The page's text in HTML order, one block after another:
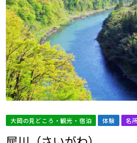
大岡の見どころ・観光・宿泊 体験 名